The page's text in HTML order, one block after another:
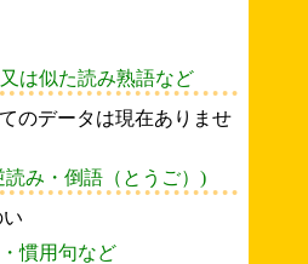
は似た読み熟語など
のデータは現在ありませ
み・倒語（とうご）)
慣用句など